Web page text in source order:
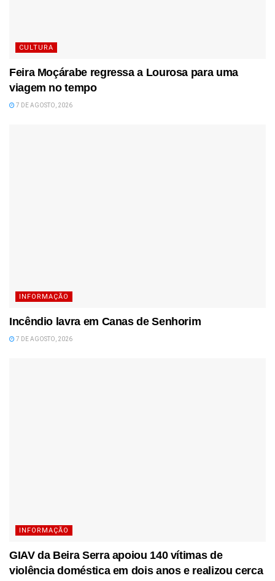
CULTURA
Feira Moçárabe regressa a Lourosa para uma
viagem no tempo
7 DE AGOSTO, 2026
INFORMAÇÃO
Incêndio lavra em Canas de Senhorim
7 DE AGOSTO, 2026
INFORMAÇÃO
GIAV da Beira Serra apoiou 140 vítimas de
violência doméstica em dois anos e realizou cerca